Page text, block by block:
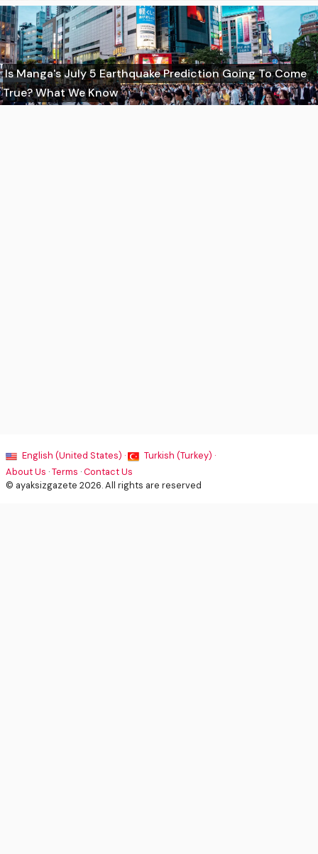
Is Manga's July 5 Earthquake Prediction Going To Come
True? What We Know
English (United States) ·
Turkish (Turkey) ·
About Us ·Terms ·Contact Us
© ayaksizgazete 2026. All rights are reserved